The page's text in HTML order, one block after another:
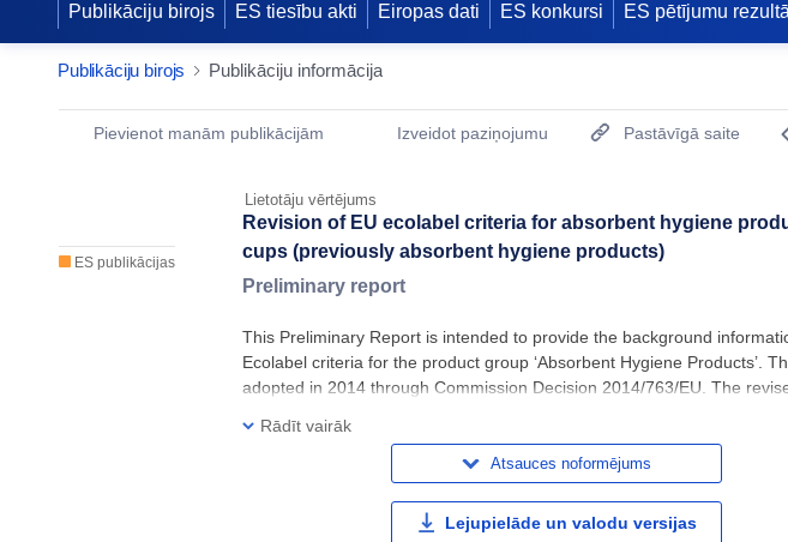
Publikāciju birojs ES tiesību akti Eiropas dati ES konkursi ES pētījumu
Publikāciju birojs Publikāciju informācija
Publication Detail Actions Portlet
Pievienot manām publikācijām Izveidot paziņojumu Pastāvīgā saite
Lietotāju vērtējums
ES publikācijas
Revision of EU ecolabel criteria for absorbent hygiene
cups (previously absorbent hygiene products)
Preliminary report
This Preliminary Report is intended to provide the background
Ecolabel criteria for the product group ‘Absorbent Hygiene Products’.
adopted in 2014 through Commission Decision 2014/763/EU. The
Rādīt vairāk
Atsauces noformējums
Lejupielāde un valodu versijas